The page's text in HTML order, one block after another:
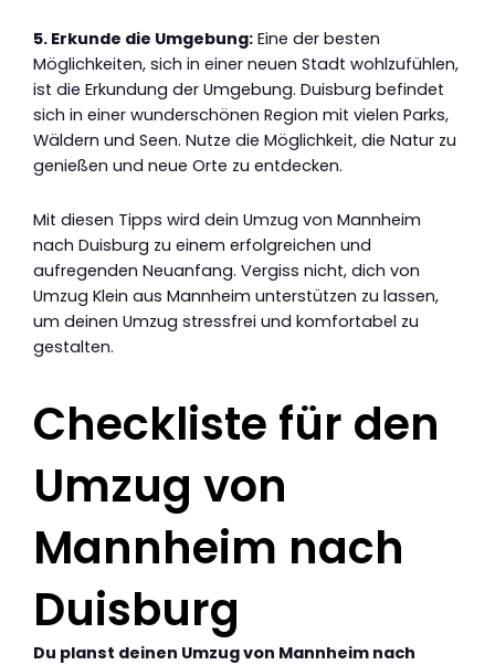
5. Erkunde die Umgebung: Eine der besten
Möglichkeiten, sich in einer neuen Stadt wohlzufühlen,
ist die Erkundung der Umgebung. Duisburg befindet
sich in einer wunderschönen Region mit vielen Parks,
Wäldern und Seen. Nutze die Möglichkeit, die Natur zu
genießen und neue Orte zu entdecken.
Mit diesen Tipps wird dein Umzug von Mannheim
nach Duisburg zu einem erfolgreichen und
aufregenden Neuanfang. Vergiss nicht, dich von
Umzug Klein aus Mannheim unterstützen zu lassen,
um deinen Umzug stressfrei und komfortabel zu
gestalten.
Checkliste für den
Umzug von
Mannheim nach
Duisburg
Du planst deinen Umzug von Mannheim nach